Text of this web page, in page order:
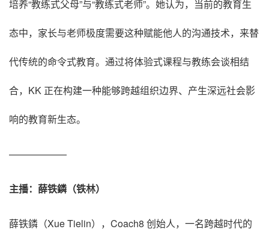
培养“教练式父母”与“教练式老师”。她认为，当前的教育生
态中，家长与老师极度需要这种赋能他人的沟通技术，来替
代传统的命令式教育。通过将体验式课程与教练会谈相结
合，KK 正在构建一种能够跨越组织边界、产生深远社会影
响的教育新生态。
——————
主播：薛铁鏻（铁林）
薛铁鏻（Xue Tielin），Coach8 创始人，一名跨越时代的